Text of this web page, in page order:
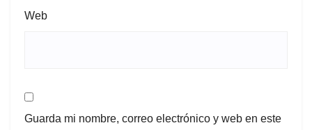
Web
Guarda mi nombre, correo electrónico y web en este